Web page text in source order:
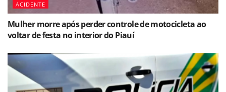
ACIDENTE
Mulher morre após perder controle de motocicleta ao
voltar de festa no interior do Piauí